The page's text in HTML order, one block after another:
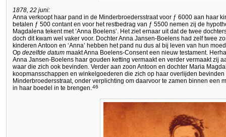
1878, 22 juni:
Anna verkoopt haar pand in de Minderbroedersstraat voor ƒ 6000 aan haar
betalen ƒ 500 contant en voor het restbedrag van ƒ 5500 nemen zij de
Magdalena tekent met ‘Anna Boelens’. Het ziet ernaar uit dat de twee
doch dit kwam wel vaker voor. Dochter Anna Jansen-Boelens had zelf twee
kinderen Antoon en ‘Anna’ hebben het pand nu dus al bij leven van hun
Op dezelfde datum maakt Anna Boelens-Consent een nieuw testament.
Anna Jansen-Boelens haar gouden ketting vermaakt en verder vermaakt zij
waar die zich ook bevinden. Verder aan zoon Antoon en dochter Maria
koopmansschappen en winkelgoederen die zich op haar overlijden bevinden
Minderbroedersstraat, onder verplichting om daarvoor te zamen binnen een
in haar boedel in te brengen.46